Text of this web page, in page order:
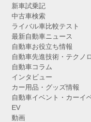
新車試乗記
中古車検索
ライバル車比較テスト
最新自動車ニュース
自動車お役立ち情報
自動車先進技術・テクノ
自動車コラム
インタビュー
カー用品・グッズ情報
自動車イベント・カーイ
EV
動画